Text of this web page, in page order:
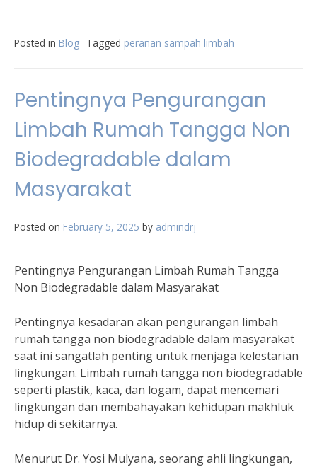
Posted in Blog Tagged peranan sampah limbah
Pentingnya Pengurangan
Limbah Rumah Tangga Non
Biodegradable dalam
Masyarakat
Posted on February 5, 2025 by admindrj
Pentingnya Pengurangan Limbah Rumah Tangga
Non Biodegradable dalam Masyarakat
Pentingnya kesadaran akan pengurangan limbah
rumah tangga non biodegradable dalam masyarakat
saat ini sangatlah penting untuk menjaga kelestarian
lingkungan. Limbah rumah tangga non biodegradable
seperti plastik, kaca, dan logam, dapat mencemari
lingkungan dan membahayakan kehidupan makhluk
hidup di sekitarnya.
Menurut Dr. Yosi Mulyana, seorang ahli lingkungan,